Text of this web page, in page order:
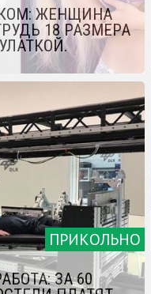
ЖЕНЩИНА
18 РАЗМЕРА
ПРИКОЛЬНО
ЗА 60